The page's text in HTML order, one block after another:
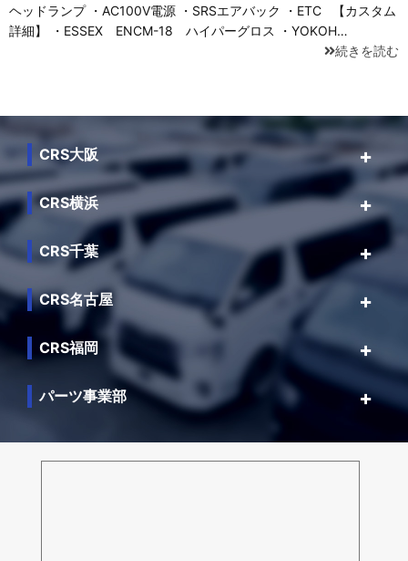
ヘッドランプ ・AC100V電源 ・SRSエアバック ・ETC 【カスタム
詳細】 ・ESSEX ENCM-18 ハイパーグロス ・YOKOH…
続きを読む
CRS大阪
CRS横浜
CRS千葉
CRS名古屋
CRS福岡
パーツ事業部